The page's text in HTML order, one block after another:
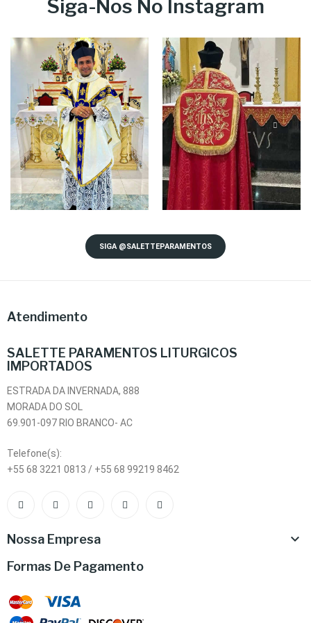
Siga-Nos No Instagram
SIGA @SALETTEPARAMENTOS
Atendimento
SALETTE PARAMENTOS LITURGICOS
IMPORTADOS
ESTRADA DA INVERNADA, 888
MORADA DO SOL
69.901-097 RIO BRANCO- AC
Telefone(s):
+55 68 3221 0813 / +55 68 99219 8462
Nossa Empresa 
Formas De Pagamento